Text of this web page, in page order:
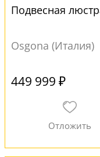
Подвесная
Osgona (Италия)
449 999 ₽